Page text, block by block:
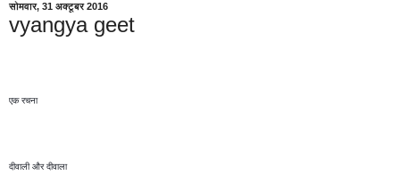
सोमवार, 31 अक्टूबर 2016
vyangya geet
एक रचना
दीवाली और दीवाला